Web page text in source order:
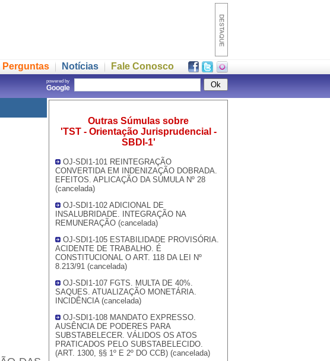
Perguntas Notícias Fale Conosco
powered by
Google
Outras Súmulas sobre
'TST - Orientação Jurisprudencial -
SBDI-1'
OJ-SDI1-101 REINTEGRAÇÃO
CONVERTIDA EM INDENIZAÇÃO DOBRADA.
EFEITOS. APLICAÇÃO DA SÚMULA Nº 28
(cancelada)
OJ-SDI1-102 ADICIONAL DE
INSALUBRIDADE. INTEGRAÇÃO NA
REMUNERAÇÃO (cancelada)
OJ-SDI1-105 ESTABILIDADE PROVISÓRIA.
ACIDENTE DE TRABALHO. É
CONSTITUCIONAL O ART. 118 DA LEI Nº
8.213/91 (cancelada)
OJ-SDI1-107 FGTS. MULTA DE 40%.
SAQUES. ATUALIZAÇÃO MONETÁRIA.
INCIDÊNCIA (cancelada)
OJ-SDI1-108 MANDATO EXPRESSO.
AUSÊNCIA DE PODERES PARA
SUBSTABELECER. VÁLIDOS OS ATOS
PRATICADOS PELO SUBSTABELECIDO.
(ART. 1300, §§ 1º E 2º DO CCB) (cancelada)